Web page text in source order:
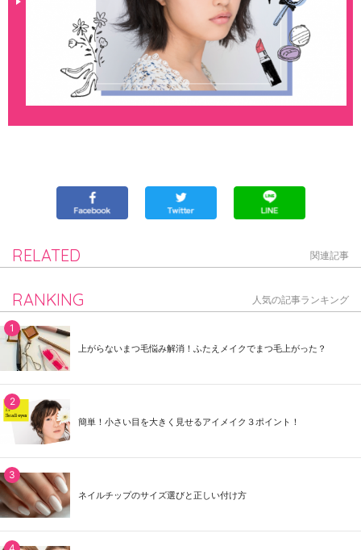
RELATED 関連記事
RANKING 人気の記事ランキング
上がらないまつ毛悩み解消！ふたえメイクでまつ毛上がった？
簡単！小さい目を大きく見せるアイメイク３ポイント！
ネイルチップのサイズ選びと正しい付け方